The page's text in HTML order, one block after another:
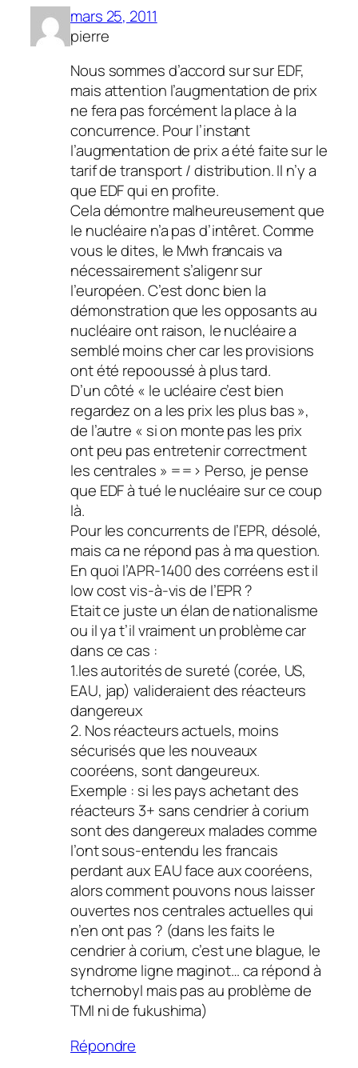
mars 25, 2011
pierre
Nous sommes d’accord sur sur EDF,
mais attention l’augmentation de prix
ne fera pas forcément la place à la
concurrence. Pour l’instant
l’augmentation de prix a été faite sur le
tarif de transport / distribution. Il n’y a
que EDF qui en profite.
Cela démontre malheureusement que
le nucléaire n’a pas d’intêret. Comme
vous le dites, le Mwh francais va
nécessairement s’aligenr sur
l’européen. C’est donc bien la
démonstration que les opposants au
nucléaire ont raison, le nucléaire a
semblé moins cher car les provisions
ont été repooussé à plus tard.
D’un côté « le ucléaire c’est bien
regardez on a les prix les plus bas »,
de l’autre « si on monte pas les prix
ont peu pas entretenir correctment
les centrales » ==> Perso, je pense
que EDF à tué le nucléaire sur ce coup
là.
Pour les concurrents de l’EPR, désolé,
mais ca ne répond pas à ma question.
En quoi l’APR-1400 des corréens est il
low cost vis-à-vis de l’EPR ?
Etait ce juste un élan de nationalisme
ou il ya t’il vraiment un problème car
dans ce cas :
1.les autorités de sureté (corée, US,
EAU, jap) valideraient des réacteurs
dangereux
2. Nos réacteurs actuels, moins
sécurisés que les nouveaux
cooréens, sont dangeureux.
Exemple : si les pays achetant des
réacteurs 3+ sans cendrier à corium
sont des dangereux malades comme
l’ont sous-entendu les francais
perdant aux EAU face aux cooréens,
alors comment pouvons nous laisser
ouvertes nos centrales actuelles qui
n’en ont pas ? (dans les faits le
cendrier à corium, c’est une blague, le
syndrome ligne maginot… ca répond à
tchernobyl mais pas au problème de
TMI ni de fukushima)
Répondre